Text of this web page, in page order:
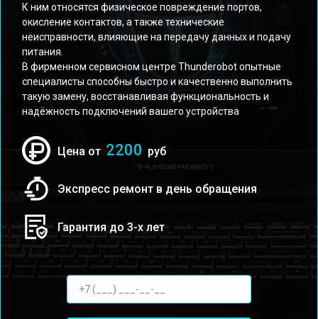
К ним относятся физическое повреждение портов,
окисление контактов, а также технические
неисправности, влияющие на передачу данных и подачу
питания.
В фирменном сервисном центре Thunderobot опытные
специалисты способны быстро и качественно выполнить
такую замену, восстанавливая функциональность и
надёжность подключений вашего устройства
Цена от 2200 руб
Экспресс ремонт в день обращения
Гарантия до 3-х лет